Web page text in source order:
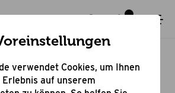
Hanf 1 kg
verwendet Cookies, um Ihnen
auf unserem